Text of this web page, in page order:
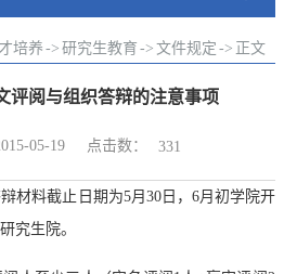
培养 -> 研究生教育 -> 文件规定 -> 正文
评阅与组织答辩的注意事项
05-19 点击数： 331
材料截止日期为5月30日，6月初学院开
究生院。